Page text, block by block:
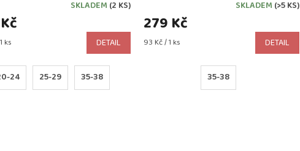
SKLADEM (2 KS)
ks DETAIL
24 25-29 35-38
SKLADEM (>5 KS)
279 Kč
Měrná
93 Kč / 1 ks DETAIL
35-38